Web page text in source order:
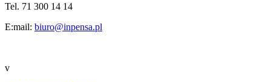
Tel. 71 300 14 14
E:mail: biuro@inpensa.pl
v